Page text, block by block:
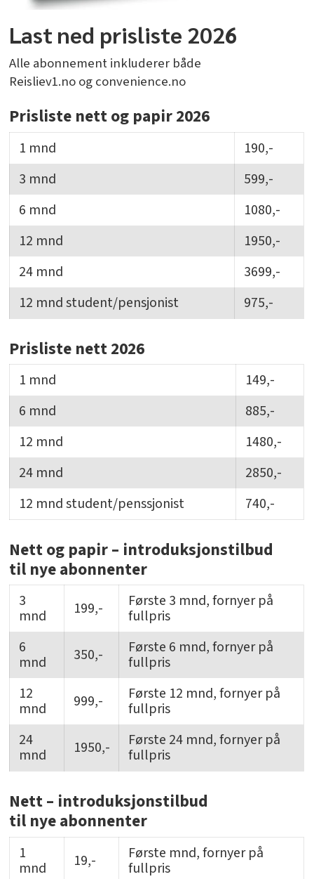
Last ned prisliste 2026
Alle abonnement inkluderer både
Reisliev1.no og convenience.no
Prisliste nett og papir 2026
1 mnd
190,-
3 mnd
599,-
6 mnd
1080,-
12 mnd
1950,-
24 mnd
3699,-
12 mnd student/pensjonist
975,-
Prisliste nett 2026
1 mnd
149,-
6 mnd
885,-
12 mnd
1480,-
24 mnd
2850,-
12 mnd student/penssjonist
740,-
Nett og papir – introduksjonstilbud
til nye abonnenter
3
mnd 199,- Første 3 mnd, fornyer på
fullpris
6
mnd 350,- Første 6 mnd, fornyer på
fullpris
12
mnd 999,- Første 12 mnd, fornyer på
fullpris
24
mnd 1950,- Første 24 mnd, fornyer på
fullpris
Nett – introduksjonstilbud
til nye abonnenter
1
mnd 19,- Første mnd, fornyer på
fullpris